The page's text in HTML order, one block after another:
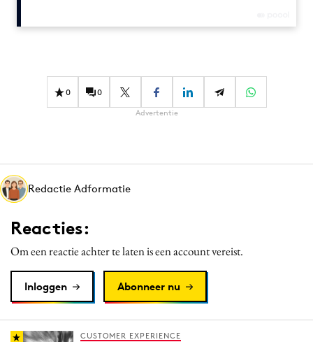
Design
Diversiteit
Effectiviteit
Martech
Media
Merkstrategie
Purpose Marketing
Reputatie & crisis
0 0
Advertentie
Redactie Adformatie
Reacties:
Om een reactie achter te laten is een account vereist.
Inloggen Abonneer nu
CUSTOMER EXPERIENCE